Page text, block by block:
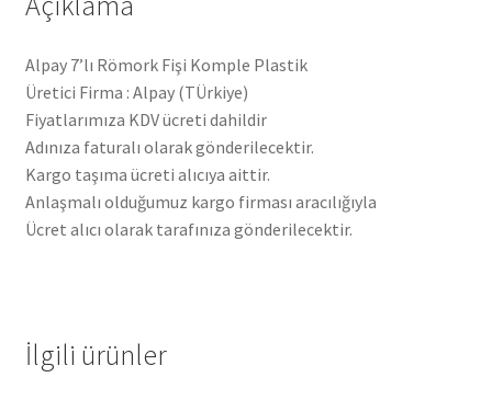
Alpay 7’lı Römork Fişi Komple Plastik
Üretici Firma : Alpay (TÜrkiye)
Fiyatlarımıza KDV ücreti dahildir
Adınıza faturalı olarak gönderilecektir.
Kargo taşıma ücreti alıcıya aittir.
Anlaşmalı olduğumuz kargo firması aracılığıyla
Ücret alıcı olarak tarafınıza gönderilecektir.
İlgili ürünler